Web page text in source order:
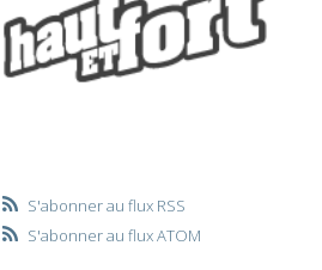
S'abonner au flux RSS
S'abonner au flux ATOM